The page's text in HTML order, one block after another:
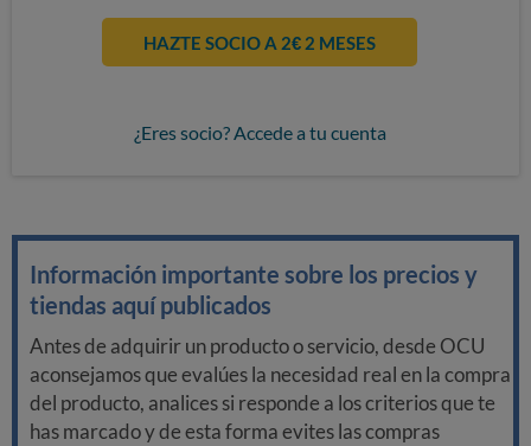
HAZTE SOCIO A 2€ 2 MESES
¿Eres socio? Accede a tu cuenta
Información importante sobre los precios y
tiendas aquí publicados
Antes de adquirir un producto o servicio, desde OCU
aconsejamos que evalúes la necesidad real en la compra
del producto, analices si responde a los criterios que te
has marcado y de esta forma evites las compras